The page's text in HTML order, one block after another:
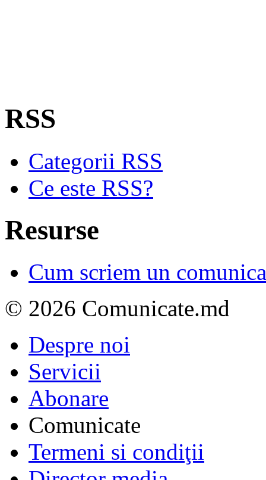
RSS
Categorii RSS
Ce este RSS?
Resurse
Cum scriem un
© 2026 Comunicate.md
Despre noi
Servicii
Abonare
Comunicate
Termeni si condiţii